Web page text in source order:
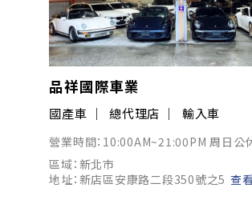
品祥國際車業
國產車 總代理店 輸入車
營業時間：10:00AM~21:00PM 周日公
區域：新北市
地址：新店區安康路二段350號之5 查